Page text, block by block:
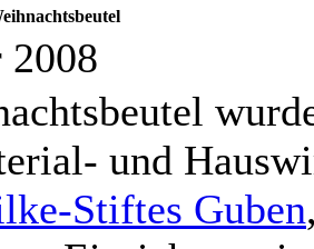
2008
und
Stiftes Guben